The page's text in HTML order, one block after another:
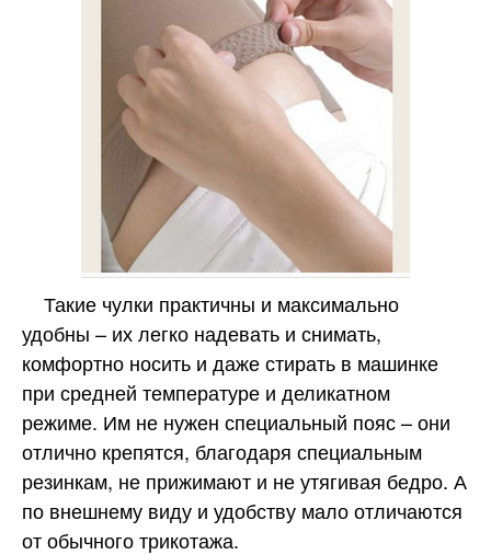
Такие чулки практичны и максимально
удобны – их легко надевать и снимать,
комфортно носить и даже стирать в машинке
при средней температуре и деликатном
режиме. Им не нужен специальный пояс – они
отлично крепятся, благодаря специальным
резинкам, не прижимают и не утягивая бедро. А
по внешнему виду и удобству мало отличаются
от обычного трикотажа.